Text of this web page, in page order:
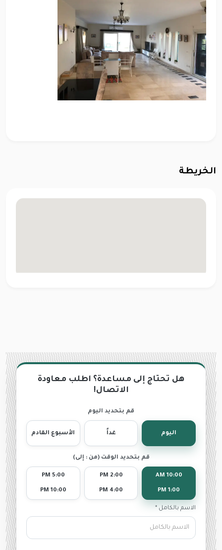
الخريطة
هل تحتاج إلى مساعدة؟ اطلب معاودة
الاتصال!
قم بتحديد اليوم
اليوم غداً الأسبوع القادم
قم بتحديد الوقت (من : إلى)
10:00 AM
1:00 PM
2:00 PM
4:00 PM
5:00 PM
10:00 PM
الاسم بالكامل *